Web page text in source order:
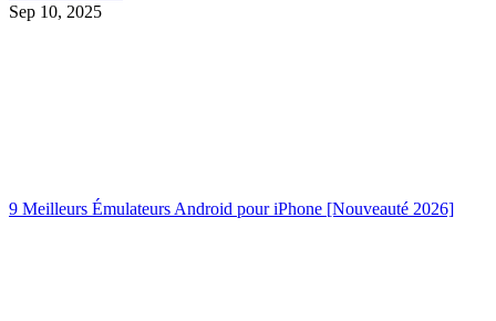
Sep 10, 2025
9 Meilleurs Émulateurs Android pour iPhone [Nouveauté 2026]